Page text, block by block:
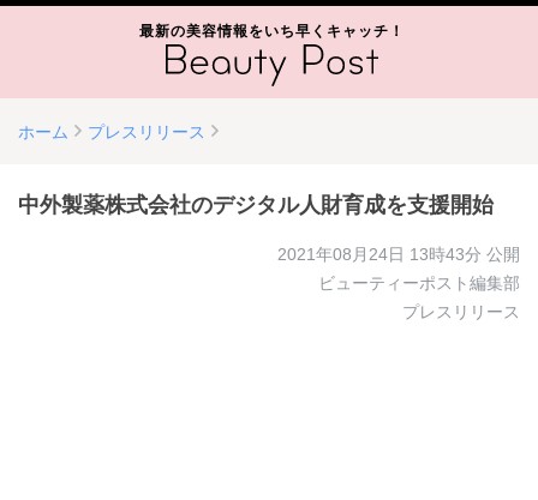
最新の美容情報をいち早くキャッチ！
ホーム プレスリリース
中外製薬株式会社のデジタル人財育成を支援開始
2021年08月24日 13時43分 公開
ビューティーポスト編集部
プレスリリース